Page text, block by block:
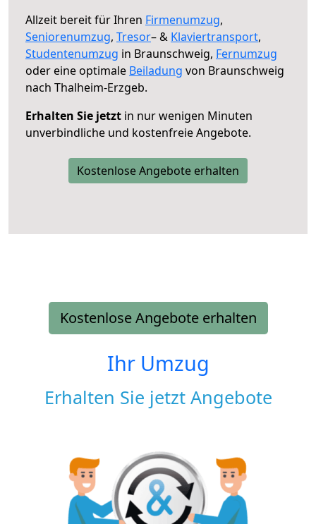
Allzeit bereit für Ihren Firmenumzug,
Seniorenumzug, Tresor– & Klaviertransport,
Studentenumzug in Braunschweig, Fernumzug
oder eine optimale Beiladung von Braunschweig
nach Thalheim-Erzgeb.
Erhalten Sie jetzt in nur wenigen Minuten
unverbindliche und kostenfreie Angebote.
Kostenlose Angebote erhalten
Kostenlose Angebote erhalten
Ihr Umzug
Erhalten Sie jetzt Angebote